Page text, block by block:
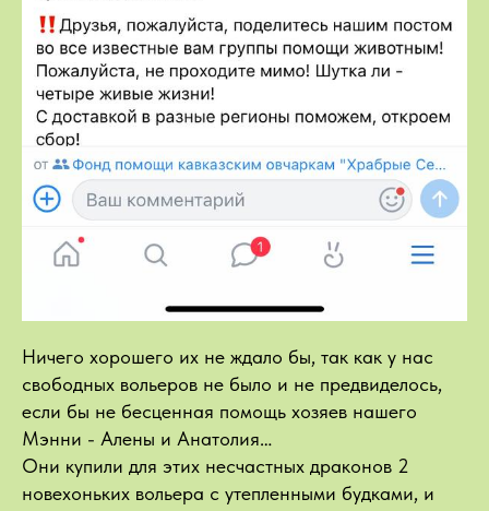
Ничего хорошего их не ждало бы, так как у нас
свободных вольеров не было и не предвиделось,
если бы не бесценная помощь хозяев нашего
Мэнни - Алены и Анатолия…
Они купили для этих несчастных драконов 2
новехоньких вольера с утепленными будками, и